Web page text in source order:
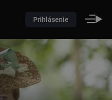
Prihlásenie